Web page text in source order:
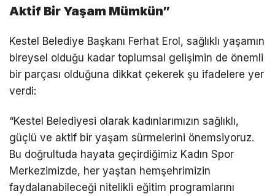
Aktif Bir Yaşam Mümkün”
Kestel Belediye Başkanı Ferhat Erol, sağlıklı yaşamın
bireysel olduğu kadar toplumsal gelişimin de önemli
bir parçası olduğuna dikkat çekerek şu ifadelere yer
verdi:
“Kestel Belediyesi olarak kadınlarımızın sağlıklı,
güçlü ve aktif bir yaşam sürmelerini önemsiyoruz.
Bu doğrultuda hayata geçirdiğimiz Kadın Spor
Merkezimizde, her yaştan hemşehrimizin
faydalanabileceği nitelikli eğitim programlarını